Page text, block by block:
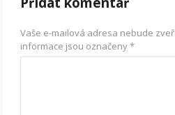
Vaše e-mailová adresa nebude
informace jsou označeny*